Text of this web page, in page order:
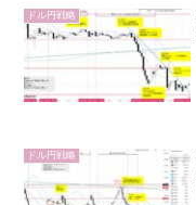
ドル円戦略
ドル円戦略